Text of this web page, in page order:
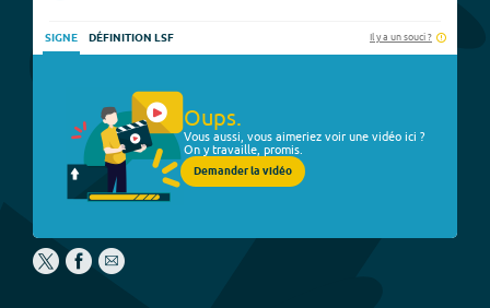
SIGNE DÉFINITION LSF Il y a un souci ?
Oups.
Vous aussi, vous aimeriez voir une vidéo ici ?
On y travaille, promis.
Demander la vidéo